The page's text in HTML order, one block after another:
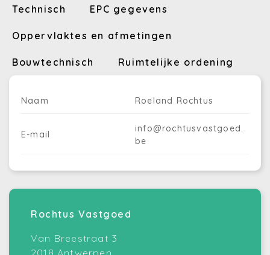
Technisch EPC gegevens
Oppervlaktes en afmetingen
Bouwtechnisch Ruimtelijke ordening
Naam Roeland Rochtus
E-mail
info@rochtusvastgoed.
be
Rochtus Vastgoed
Van Breestraat 3
2018 Antwerpen